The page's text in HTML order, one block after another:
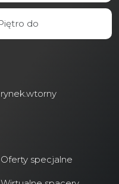
rynek.wtorny
Oferty specjalne